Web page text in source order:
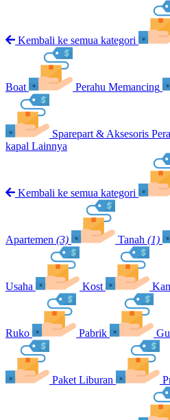
Kembali ke semua kategori
Boat Perahu Memancing
Sparepart & Aksesoris
kapal Lainnya
Kembali ke semua kategori
Apartemen (3) Tanah (1)
Usaha Kost
Ruko Pabrik
Paket Liburan